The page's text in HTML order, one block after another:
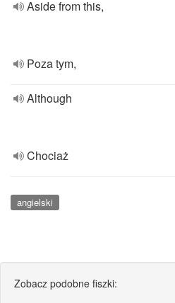
Aside from this,
Poza tym,
Although
Chociaż
angielski
Zobacz podobne fiszki: